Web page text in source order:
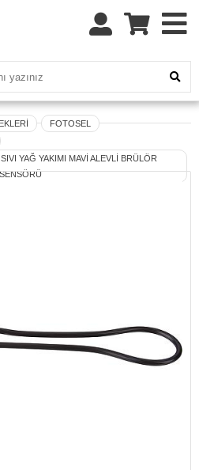
FOTOSEL
YAĞ YAKIMI MAVİ ALEVLİ BRÜLÖR